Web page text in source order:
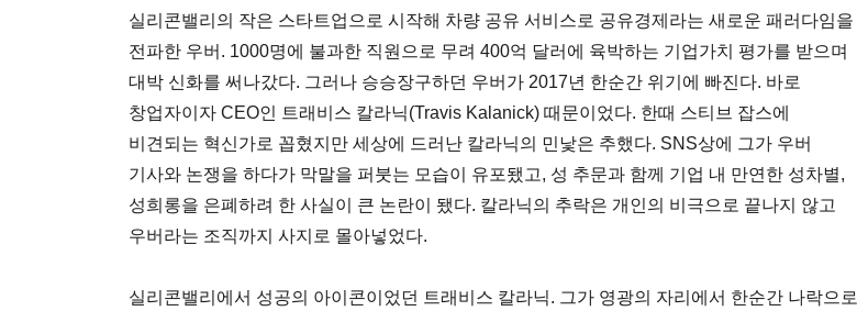
실리콘밸리의 작은 스타트업으로 시작해 차량 공유 서비스로 공유경제라는 새로운 패러다임을
전파한 우버. 1000명에 불과한 직원으로 무려 400억 달러에 육박하는 기업가치 평가를 받으며
대박 신화를 써나갔다. 그러나 승승장구하던 우버가 2017년 한순간 위기에 빠진다. 바로
창업자이자 CEO인 트래비스 칼라닉(Travis Kalanick) 때문이었다. 한때 스티브 잡스에
비견되는 혁신가로 꼽혔지만 세상에 드러난 칼라닉의 민낯은 추했다. SNS상에 그가 우버
기사와 논쟁을 하다가 막말을 퍼붓는 모습이 유포됐고, 성 추문과 함께 기업 내 만연한 성차별,
성희롱을 은폐하려 한 사실이 큰 논란이 됐다. 칼라닉의 추락은 개인의 비극으로 끝나지 않고
우버라는 조직까지 사지로 몰아넣었다.
실리콘밸리에서 성공의 아이콘이었던 트래비스 칼라닉. 그가 영광의 자리에서 한순간 나락으로